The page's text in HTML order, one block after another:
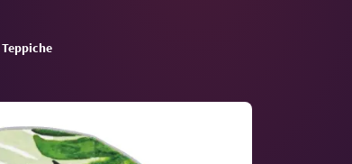
Teppiche